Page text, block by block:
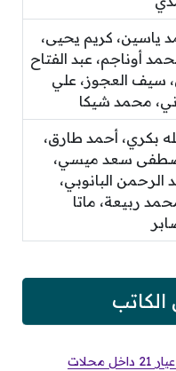
كريم يحيى،
أوناجم، عبد الفتاح
سيف العجوز، علي
محمد شيكا
بكري، أحمد طارق،
سعد ميسي،
الرحمن البانوبي،
ربيعة، ماتا
تحركات جديدة.. سعر غرام الذهب عيار 21 داخل محلات